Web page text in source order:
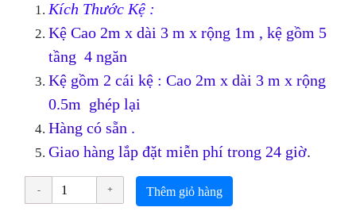
Kích Thước Kệ :
Kệ Cao 2m x dài 3 m x rộng 1m , kệ gồm 5
tầng 4 ngăn
Kệ gồm 2 cái kệ : Cao 2m x dài 3 m x rộng
0.5m ghép lại
Hàng có sẵn .
Giao hàng lắp đặt miễn phí trong 24 giờ.
Thêm giỏ hàng